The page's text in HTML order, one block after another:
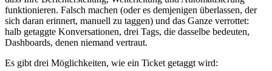
funktionieren. Falsch machen (oder es demjenigen überlassen, der
sich daran erinnert, manuell zu taggen) und das Ganze verrottet:
halb getaggte Konversationen, drei Tags, die dasselbe bedeuten,
Dashboards, denen niemand vertraut.
Es gibt drei Möglichkeiten, wie ein Ticket getaggt wird: